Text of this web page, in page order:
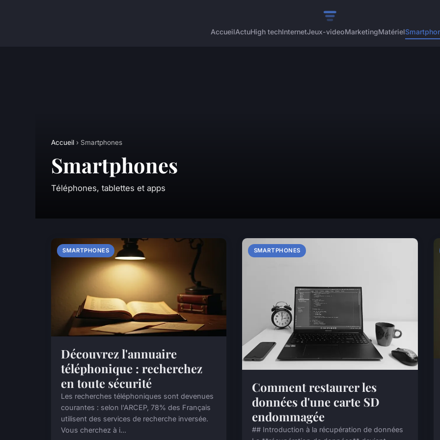
AccueilActuHigh techInternetJeux-videoMarketingMatériel
Accueil › Smartphones
Smartphones
Téléphones, tablettes et apps
SMARTPHONES
Découvrez l'annuaire
téléphonique : recherchez
en toute sécurité
Les recherches téléphoniques sont devenues
courantes : selon l'ARCEP, 78% des Français
utilisent des services de recherche inversée.
Vous cherchez à i...
SMARTPHONES
Comment restaurer les
données d'une carte SD
endommagée
## Introduction à la récupération de données